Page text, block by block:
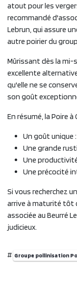
atout pour les
recommandé
Lebrun, qui assure
autre poirier du
Mûrissant dès la mi-
excellente
qu'elle ne se
son goût
En résumé, la Poire à
Un goût unique
Une grande
Une
Une précocité
Si vous recherchez
arrive à maturité tôt
associée au Beurré
judicieux.​
# Groupe pollinisation